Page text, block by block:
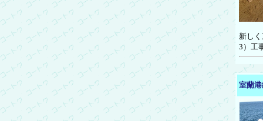
新し
3）工
室蘭